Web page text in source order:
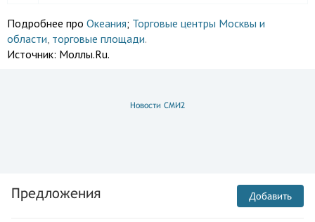
Подробнее про Океания; Торговые центры Москвы и
области, торговые площади.
Источник: Моллы.Ru.
Новости СМИ2
Предложения Добавить